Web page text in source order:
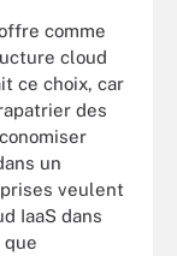
comme
cloud
ce choix, car
des
un
veulent
IaaS dans
que